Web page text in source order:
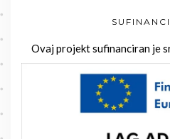
Ovaj projekt sufinanciran je